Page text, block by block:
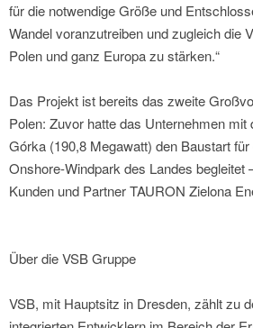
für die notwendige Größe und
Wandel voranzutreiben und zugleich die
Polen und ganz Europa zu stärken.“
Das Projekt ist bereits das zweite
Polen: Zuvor hatte das Unternehmen
Górka (190,8 Megawatt) den Baustart
Onshore-Windpark des Landes begleitet
Kunden und Partner TAURON Zielona
Über die VSB Gruppe
VSB, mit Hauptsitz in Dresden, zählt zu